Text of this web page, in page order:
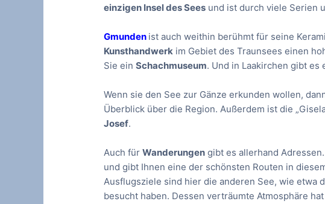
einzigen Insel des Sees und ist durch viele Serien
Gmunden ist auch weithin berühmt für seine
Kunsthandwerk im Gebiet des Traunsees einen
Sie einSchachmuseum. Und in Laakirchen gibt es
Wenn sie den See zur Gänze erkunden wollen,
Überblick über die Region. Außerdem ist die
Josef.
Auch fürWanderungen gibt es allerhand
und gibt Ihnen eine der schönsten Routen in
Ausflugsziele sind hier die anderen See, wie etwa
besucht haben. Dessen verträumte Atmosphäre